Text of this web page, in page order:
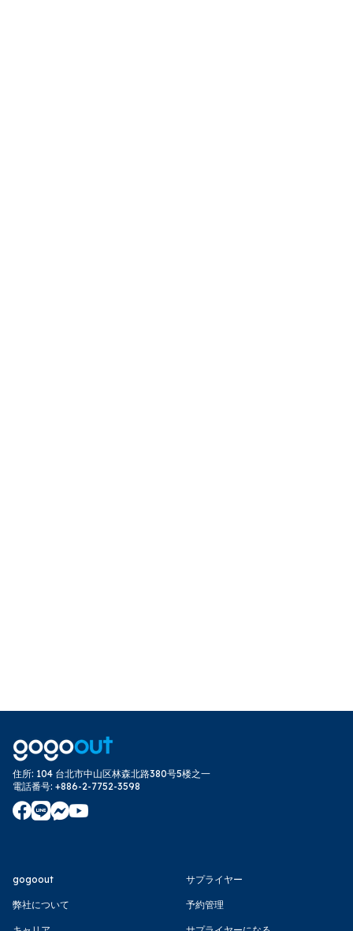
住所: 104 台北市中山区林森北路380号5楼之一
電話番号: +886-2-7752-3598
gogoout
弊社について
サプライヤー
予約管理